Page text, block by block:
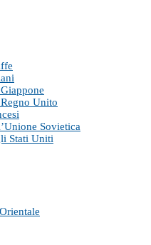
Unito
Sovietica
Stati Uniti